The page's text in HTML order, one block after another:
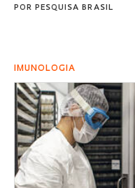
POR PESQUISA BRASIL
IMUNOLOGIA